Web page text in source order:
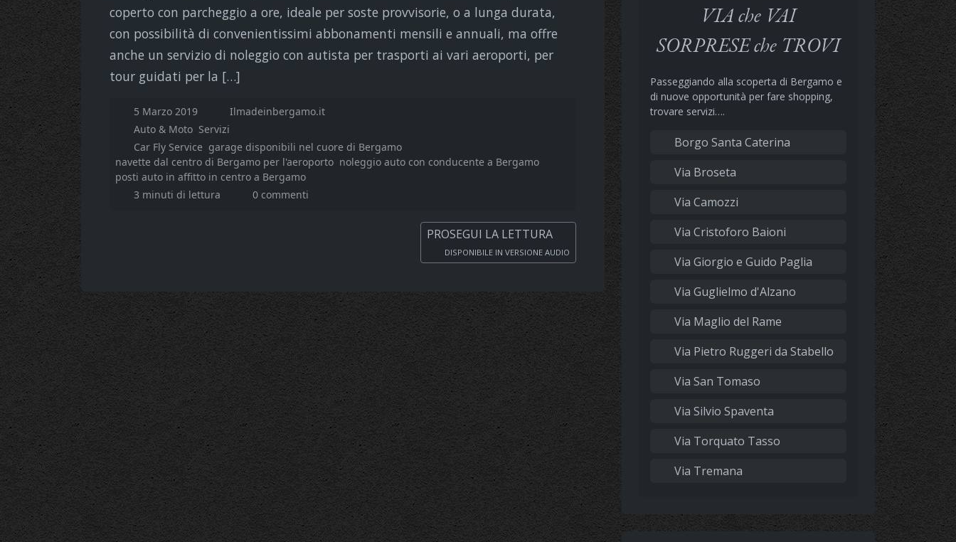
coperto con parcheggio a ore, ideale per soste provvisorie, o a lunga durata,
con possibilità di convenientissimi abbonamenti mensili e annuali, ma offre
anche un servizio di noleggio con autista per trasporti ai vari aeroporti, per
tour guidati per la […]
5 Marzo 2019
Ilmadeinbergamo.it
Auto & Moto Servizi
Car Fly Service garage disponibili nel cuore di Bergamo
navette dal centro di Bergamo per l'aeroporto noleggio auto con conducente a Bergamo
posti auto in affitto in centro a Bergamo
3 minuti di lettura
0 commenti
PROSEGUI LA LETTURA
DISPONIBILE IN VERSIONE AUDIO
VIA che VAI
SORPRESE che TROVI
Passeggiando alla scoperta di Bergamo e
di nuove opportunità per fare shopping,
trovare servizi….
Borgo Santa Caterina
Via Broseta
Via Camozzi
Via Cristoforo Baioni
Via Giorgio e Guido Paglia
Via Guglielmo d'Alzano
Via Maglio del Rame
Via Pietro Ruggeri da Stabello
Via San Tomaso
Via Silvio Spaventa
Via Torquato Tasso
Via Tremana